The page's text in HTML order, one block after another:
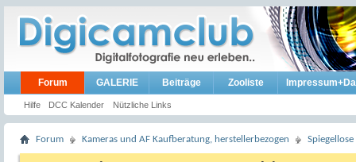
Forum
Hilfe DCC Kalender Nützliche Links
GALERIE Beiträge Zooliste
Forum Kameras und AF Kaufberatung, herstellerbezogen